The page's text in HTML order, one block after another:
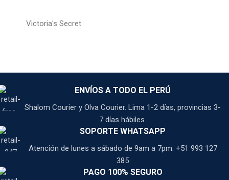
Victoria's Secret
ENVÍOS A TODO EL PERÚ
Shalom Courier y Olva Courier. Lima 1-2 días, provincias 3-
7 días hábiles.
SOPORTE WHATSAPP
Atención de lunes a sábado de 9am a 7pm. +51 993 127
385
PAGO 100% SEGURO